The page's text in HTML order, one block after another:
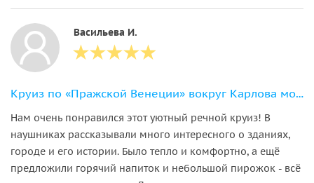
Васильева И.
Круиз по «Пражской Венеции» вокруг Карлова моста
Нам очень понравился этот уютный речной круиз! В
наушниках рассказывали много интересного о зданиях,
городе и его истории. Было тепло и комфортно, а ещё
предложили горячий напиток и небольшой пирожок - всё